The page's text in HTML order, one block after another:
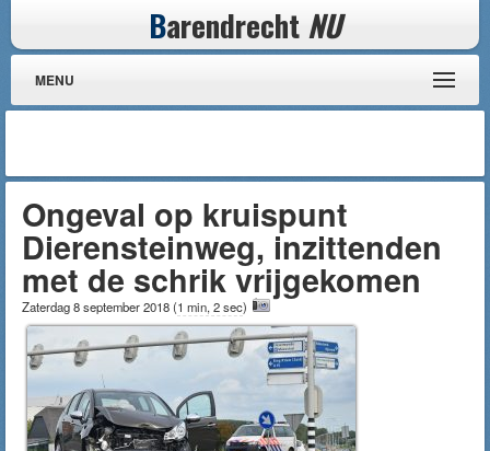
Barendrecht NU
MENU
Ongeval op kruispunt
Dierensteinweg, inzittenden
met de schrik vrijgekomen
Zaterdag 8 september 2018(1 min, 2 sec)